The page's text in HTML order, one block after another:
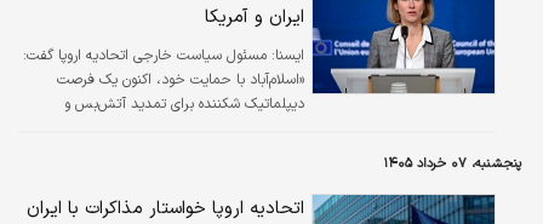
ایران و آمریکا
ايسنا: مسئول سیاست خارجی اتحادیه اروپا گفت:
«اسلام‌آباد با حمایت خود، اکنون یک فرصت
دیپلماتیک شکننده برای تمدید آتش‌بس و
پنجشنبه، ۰۷ خرداد ۱۴۰۵
اتحادیه اروپا خواستار مذاکرات با ایران